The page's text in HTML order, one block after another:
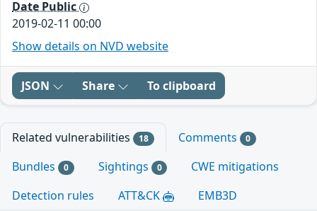
Date Public
2019-02-11 00:00
Show details on NVD website
JSON Share To clipboard
Related vulnerabilities 18 Comments 0
Bundles 0 Sightings 0
CWE mitigations
Detection rules
ATT&CK EMB3D